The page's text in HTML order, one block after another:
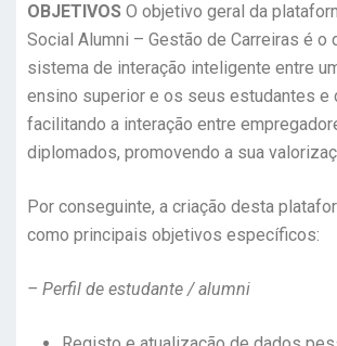
OBJETIVOS O objetivo geral da
Social Alumni – Gestão de Carreiras é o
sistema de interação inteligente entre
ensino superior e os seus estudantes e
facilitando a interação entre
diplomados, promovendo a sua
Por conseguinte, a criação desta
como principais objetivos específicos:
– Perfil de estudante / alumni